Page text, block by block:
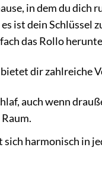
in dem du dich
ist dein
das Rollo
dir zahlreiche
auch wenn
sich harmonisch in